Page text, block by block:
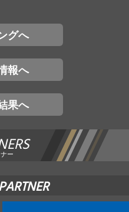
グへ
報へ
果へ
ー